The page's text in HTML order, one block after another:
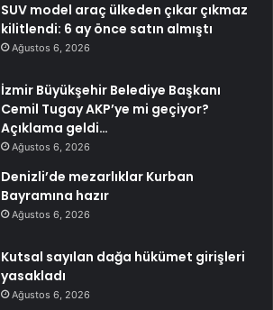
SUV model araç ülkeden çıkar çıkmaz
kilitlendi: 6 ay önce satın almıştı
Ağustos 6, 2026
İzmir Büyükşehir Belediye Başkanı
Cemil Tugay AKP’ye mi geçiyor?
Açıklama geldi…
Ağustos 6, 2026
Denizli’de mezarlıklar Kurban
Bayramına hazır
Ağustos 6, 2026
Kutsal sayılan dağa hükümet girişleri
yasakladı
Ağustos 6, 2026